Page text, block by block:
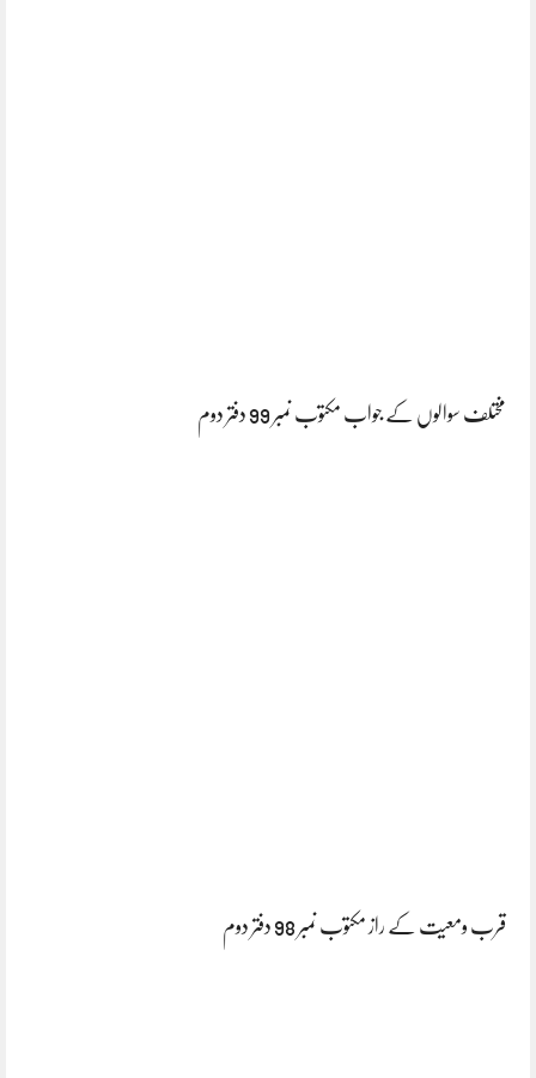
مختلف سوالوں کے جواب مکتوب نمبر 99 دفتر دوم
قرب ومعیت کے راز مکتوب نمبر 98 دفتر دوم